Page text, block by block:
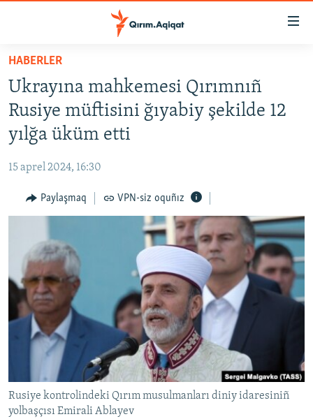
Esas
qaytmaq
Baş
navigatsiyağa
qaytmaq
Qıdıruvğa
qaytmaq
HABERLER
SİYASET
İQTİSADİYAT
MEDENİYET
İNSAN AQLARI
SÜRET
BLOGLAR
FİKİR
Русский
Українською
QOŞULIÑIZ!
HABERLER
Ukrayına mahkemesi Qırımnıñ
Rusiye müftisini ğıyabiy şekilde 12
yılğa üküm etti
15 aprel 2024, 16:30
Paylaşmaq VPN-siz oquñız
Rusiye kontrolindeki Qırım musulmanları diniy idaresiniñ
yolbaşçısı Emirali Ablayev